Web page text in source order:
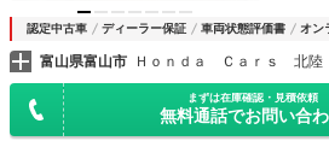
認定中古車 ディーラー保証 車両状態評価書 オン
富山県富山市 Ｈｏｎｄａ Ｃａｒｓ 北
まずは在庫確認・見積依頼
無料通話でお問い合